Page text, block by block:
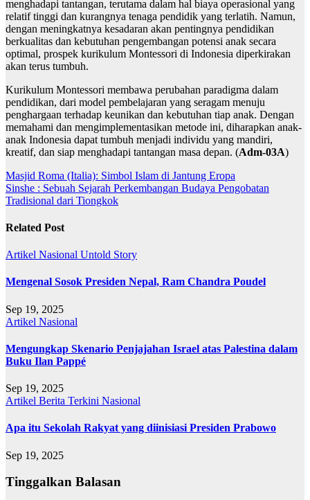
menghadapi tantangan, terutama dalam hal biaya operasional yang
relatif tinggi dan kurangnya tenaga pendidik yang terlatih. Namun,
dengan meningkatnya kesadaran akan pentingnya pendidikan
berkualitas dan kebutuhan pengembangan potensi anak secara
optimal, prospek kurikulum Montessori di Indonesia diperkirakan
akan terus tumbuh.
Kurikulum Montessori membawa perubahan paradigma dalam
pendidikan, dari model pembelajaran yang seragam menuju
penghargaan terhadap keunikan dan kebutuhan tiap anak. Dengan
memahami dan mengimplementasikan metode ini, diharapkan anak-
anak Indonesia dapat tumbuh menjadi individu yang mandiri,
kreatif, dan siap menghadapi tantangan masa depan. (Adm-03A)
Navigasi
pos
Masjid Roma (Italia): Simbol Islam di Jantung Eropa
Sinshe : Sebuah Sejarah Perkembangan Budaya Pengobatan
Tradisional dari Tiongkok
Related Post
Artikel Nasional Untold Story
Mengenal Sosok Presiden Nepal, Ram Chandra Poudel
Sep 19, 2025
Artikel Nasional
Mengungkap Skenario Penjajahan Israel atas Palestina dalam
Buku Ilan Pappé
Sep 19, 2025
Artikel Berita Terkini Nasional
Apa itu Sekolah Rakyat yang diinisiasi Presiden Prabowo
Sep 19, 2025
Tinggalkan Balasan